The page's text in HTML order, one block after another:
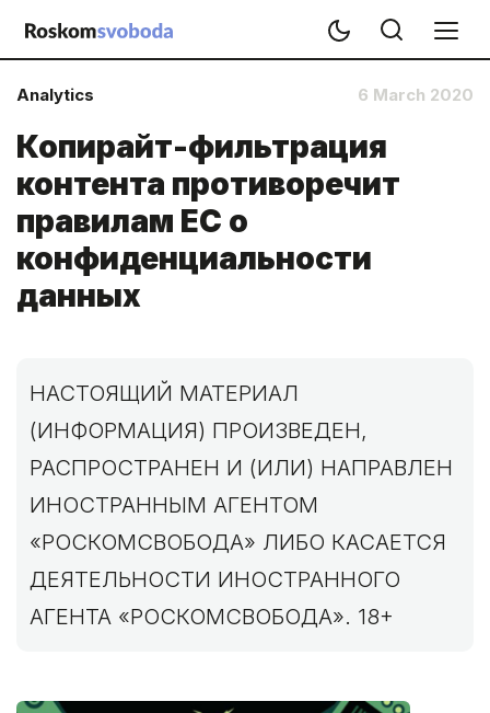
Analytics 6 March 2020
Копирайт-фильтрация
контента противоречит
правилам ЕС о
конфиденциальности
данных
НАСТОЯЩИЙ МАТЕРИАЛ
(ИНФОРМАЦИЯ) ПРОИЗВЕДЕН,
РАСПРОСТРАНЕН И (ИЛИ) НАПРАВЛЕН
ИНОСТРАННЫМ АГЕНТОМ
«РОСКОМСВОБОДА» ЛИБО КАСАЕТСЯ
ДЕЯТЕЛЬНОСТИ ИНОСТРАННОГО
АГЕНТА «РОСКОМСВОБОДА». 18+